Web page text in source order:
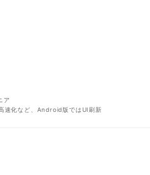
ア
化など、Android版ではUI刷新